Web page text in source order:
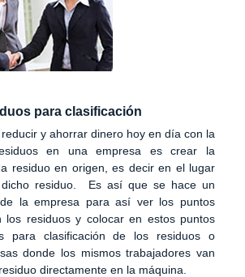
para clasificación
y ahorrar dinero hoy en día con la
en una empresa es crear la
residuo en origen, es decir en el lugar
residuo. Es así que se hace un
la empresa para así ver los puntos
los residuos y colocar en estos puntos
para clasificación de los residuos o
donde los mismos trabajadores van
directamente en la máquina.